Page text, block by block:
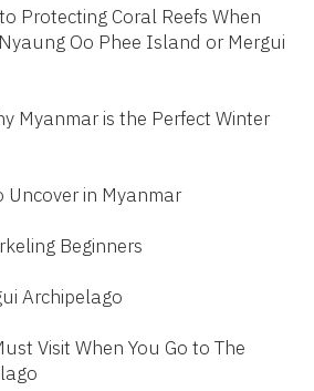
Protecting Coral Reefs When
Oo Phee Island or Mergui
Myanmar is the Perfect Winter
in Myanmar
Beginners
Archipelago​
Visit When You Go to The